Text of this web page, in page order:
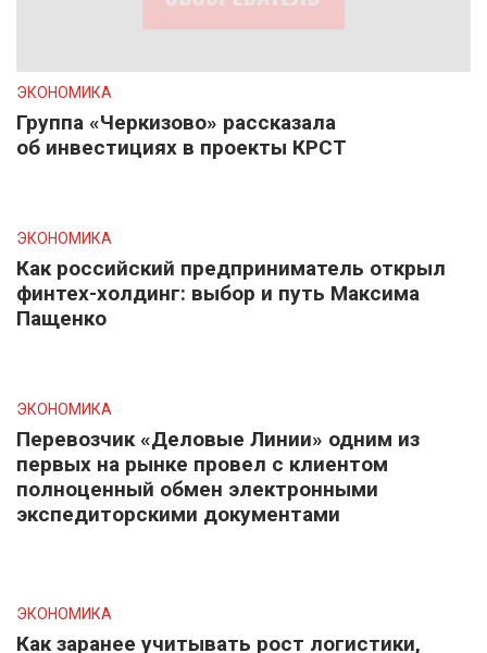
ЭКОНОМИКА
Группа «Черкизово» рассказала
об инвестициях в проекты КРСТ
ЭКОНОМИКА
Как российский предприниматель открыл
финтех-холдинг: выбор и путь Максима
Пащенко
ЭКОНОМИКА
Перевозчик «Деловые Линии» одним из
первых на рынке провел с клиентом
полноценный обмен электронными
экспедиторскими документами
ЭКОНОМИКА
Как заранее учитывать рост логистики,